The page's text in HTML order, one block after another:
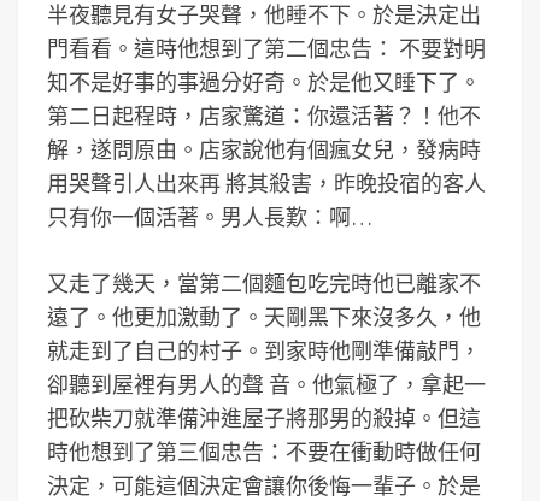
半夜聽見有女子哭聲，他睡不下。於是決定出
門看看。這時他想到了第二個忠告： 不要對明
知不是好事的事過分好奇。於是他又睡下了。
第二日起程時，店家驚道：你還活著？！他不
解，遂問原由。店家說他有個瘋女兒，發病時
用哭聲引人出來再 將其殺害，昨晚投宿的客人
只有你一個活著。男人長歎：啊…
又走了幾天，當第二個麵包吃完時他已離家不
遠了。他更加激動了。天剛黑下來沒多久，他
就走到了自己的村子。到家時他剛準備敲門，
卻聽到屋裡有男人的聲 音。他氣極了，拿起一
把砍柴刀就準備沖進屋子將那男的殺掉。但這
時他想到了第三個忠告：不要在衝動時做任何
決定，可能這個決定會讓你後悔一輩子。於是